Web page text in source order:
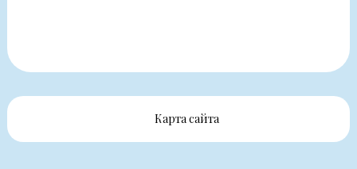
Карта сайта